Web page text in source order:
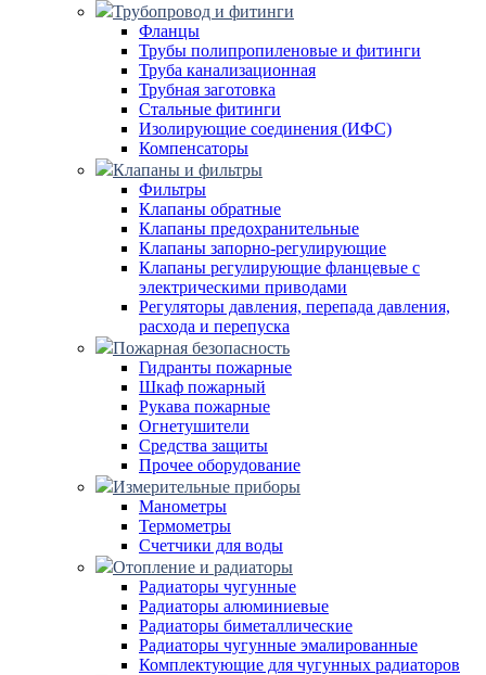
Трубопровод и фитинги
Фланцы
Трубы полипропиленовые и фитинги
Труба канализационная
Трубная заготовка
Стальные фитинги
Изолирующие соединения (ИФС)
Компенсаторы
Клапаны и фильтры
Фильтры
Клапаны обратные
Клапаны предохранительные
Клапаны запорно-регулирующие
Клапаны регулирующие фланцевые с
электрическими приводами
Регуляторы давления, перепада давления,
расхода и перепуска
Пожарная безопасность
Гидранты пожарные
Шкаф пожарный
Рукава пожарные
Огнетушители
Средства защиты
Прочее оборудование
Измерительные приборы
Манометры
Термометры
Счетчики для воды
Отопление и радиаторы
Радиаторы чугунные
Радиаторы алюминиевые
Радиаторы биметаллические
Радиаторы чугунные эмалированные
Комплектующие для чугунных радиаторов